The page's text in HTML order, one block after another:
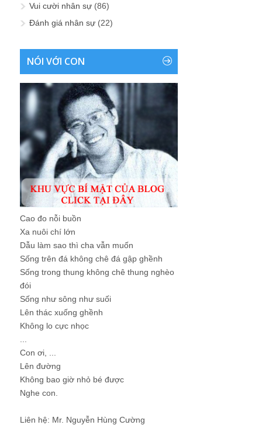
Vui cười nhân sự (86)
Đánh giá nhân sự (22)
NÓI VỚI CON
Cao đo nỗi buồn
Xa nuôi chí lớn
Dẫu làm sao thì cha vẫn muốn
Sống trên đá không chê đá gập ghềnh
Sống trong thung không chê thung nghèo
đói
Sống như sông như suối
Lên thác xuống ghềnh
Không lo cực nhọc
Con ơi, ...
Lên đường
Không bao giờ nhỏ bé được
Nghe con.
Liên hệ: Mr. Nguyễn Hùng Cường